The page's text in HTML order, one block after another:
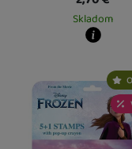
Skladom
Osobný
U Vás doma12. 8.
2 a více ks:Osobný odber
U Vás doma14. 8.